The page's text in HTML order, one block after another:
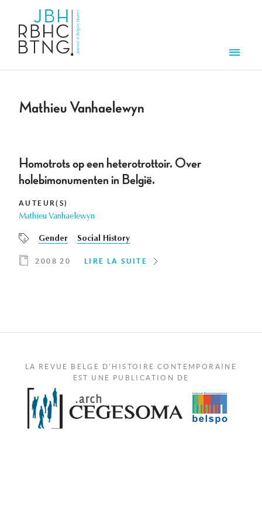
Mathieu Vanhaelewyn
Homotrots op een heterotrottoir. Over
holebimonumenten in België.
AUTEUR(S)
Mathieu Vanhaelewyn
Gender Social History
2008 20 LIRE LA SUITE
LA REVUE BELGE D'HISTOIRE CONTEMPORAINE
EST UNE PUBLICATION DE